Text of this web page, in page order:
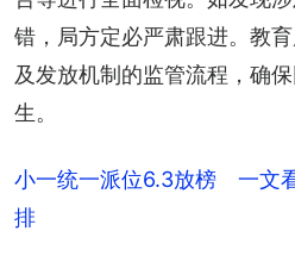
错，局方定必严肃跟进。教
及发放机制的监管流程，确
生。
小一统一派位6.3放榜 一文
排